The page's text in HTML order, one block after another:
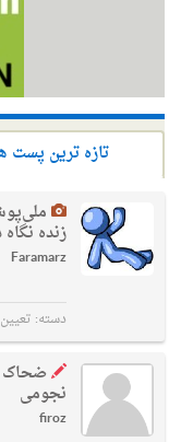
تازه ترین پست
زنده
Faramarz
دسته:
ضحاک
نجومی
firoz